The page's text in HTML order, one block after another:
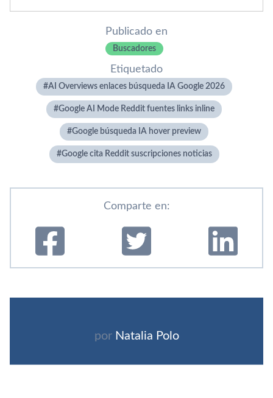
Publicado en
Buscadores
Etiquetado
AI Overviews enlaces búsqueda IA Google 2026
Google AI Mode Reddit fuentes links inline
Google búsqueda IA hover preview
Google cita Reddit suscripciones noticias
Comparte en:
por Natalia Polo